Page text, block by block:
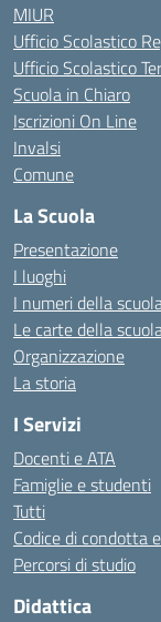
MIUR
Ufficio Scolastico
Ufficio Scolastico
Scuola in Chiaro
Iscrizioni On Line
Invalsi
Comune
La Scuola
Presentazione
I luoghi
I numeri della
Le carte della
Organizzazione
La storia
I Servizi
Docenti e ATA
Famiglie e studenti
Tutti
Codice di condotta
Percorsi di studio
Didattica